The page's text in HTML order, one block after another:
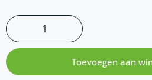
Toevoegen aan